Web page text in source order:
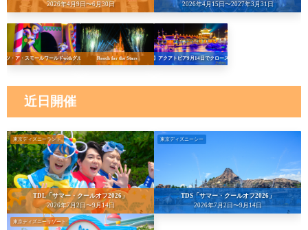
2026年4月9日〜6月30日
2026年4月15日〜2027年3月31日
ッツ・ア・スモールワールドwithグルート Reach for the Stars 【悲報】アクアトピア9月14日でクローズへ…！
近日開催
東京ディズニーランド
TDL「サマー・クールオフ2026」
2026年7月2日〜9月14日
東京ディズニーシー
TDS「サマー・クールオフ2026」
2026年7月2日〜9月14日
東京ディズニーリゾート